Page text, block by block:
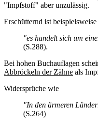
"Impfstoff" aber unzulässig.
Erschütternd ist
"es handelt sich um
(S.288).
Bei hohen Buchauflagen
Abbröckeln der Zähne als
Widersprüche wie
"In den ärmeren
(S.264)